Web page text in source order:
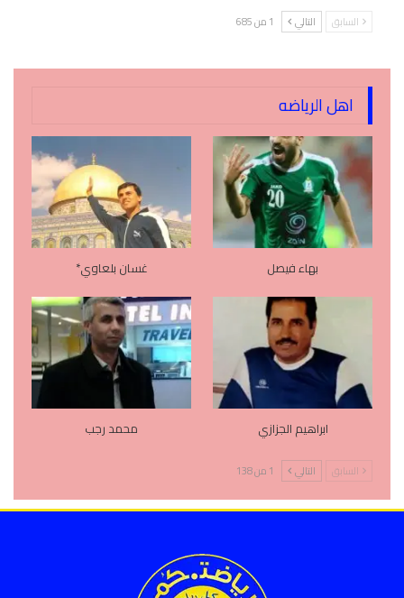
السابق التالي 1 من 685
اهل الرياضه
بهاء فيصل غسان بلعاوي*
ابراهيم الجزازي محمد رجب
السابق التالي 1 من 138